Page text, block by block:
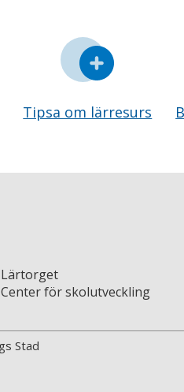
Tipsa om lärresurs
Lärtorget
Center för skolutveckling
Stad